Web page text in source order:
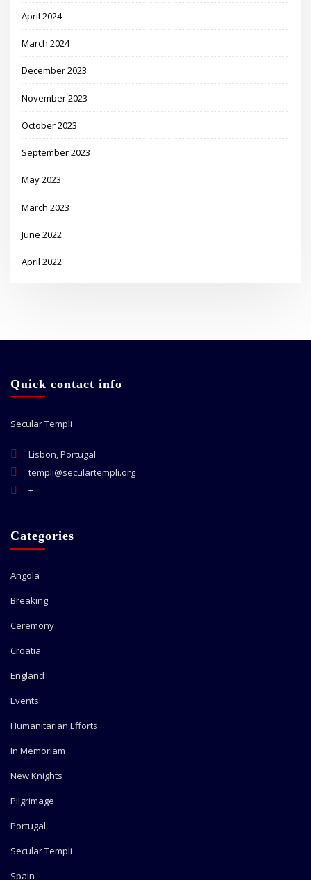
April 2024
March 2024
December 2023
November 2023
October 2023
September 2023
May 2023
March 2023
June 2022
April 2022
Quick contact info
Secular Templi
Lisbon, Portugal
templi@seculartempli.org
+
Categories
Angola
Breaking
Ceremony
Croatia
England
Events
Humanitarian Efforts
In Memoriam
New Knights
Pilgrimage
Portugal
Secular Templi
Spain